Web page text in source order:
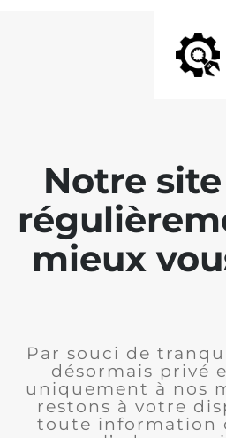
Notre
mieux
Par souci de
désormais privé
uniquement à nos
restons à votre
toute information